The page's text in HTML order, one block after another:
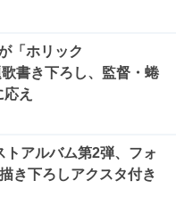
「ホリック
書き下ろし、監督・蜷
え
アルバム第2弾、フォ
き下ろしアクスタ付き